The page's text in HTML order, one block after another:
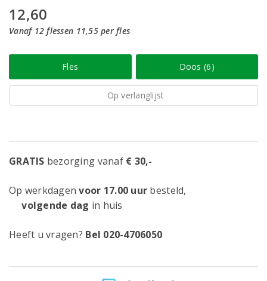
12,60
Vanaf 12 flessen 11,55 per fles
Fles Doos (6)
Op verlanglijst
GRATIS bezorging vanaf € 30,-
Op werkdagenvoor 17.00 uur besteld,
volgende dag in huis
Heeft u vragen? Bel 020-4706050